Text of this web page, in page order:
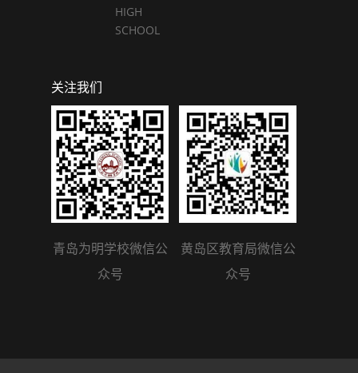
HIGH
SCHOOL
关注我们
青岛为明学校微信公
众号
黄岛区教育局微信公
众号